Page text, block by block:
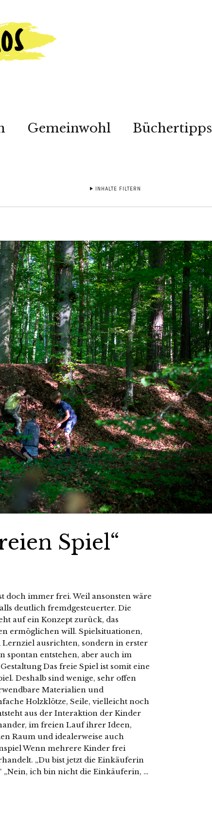
Gemeinwohl Büchertipps
INHALTE FILTERN
Spiel“
doch immer frei. Weil ansonsten wäre
deutlich fremdgesteuerter. Die
auf ein Konzept zurück, das
ermöglichen will. Spielsituationen,
ausrichten, sondern in erster
spontan entstehen, aber auch im
Das freie Spiel ist somit eine
Deshalb sind wenige, sehr offen
Materialien und
Holzklötze, Seile, vielleicht noch
aus der Interaktion der Kinder
im freien Lauf ihrer Ideen,
Raum und idealerweise auch
Wenn mehrere Kinder frei
„Du bist jetzt die Einkäuferin
„Nein, ich bin nicht die Einkäuferin, …